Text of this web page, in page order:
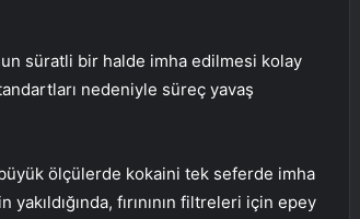
süratli bir halde imha edilmesi kolay
nedeniyle süreç yavaş
ölçülerde kokaini tek seferde imha
fırınının filtreleri için epey